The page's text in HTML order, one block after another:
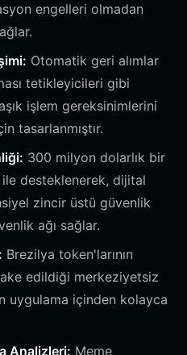
engelleri olmadan
Otomatik geri alımlar
tetikleyicileri gibi
işlem gereksinimlerini
tasarlanmıştır.
300 milyon dolarlık bir
ile desteklenerek, dijital
zincir üstü güvenlik
ağı sağlar.
Brezilya token'larının
edildiği merkeziyetsiz
uygulama içinden kolayca
Analizleri: Meme